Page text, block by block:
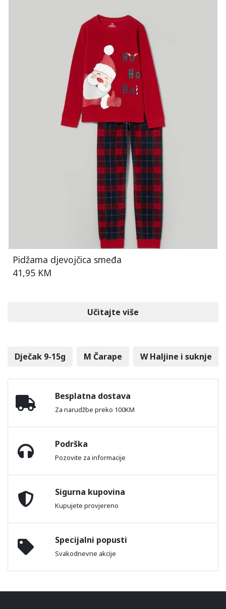
Pidžama djevojčica smeđa
41,95 KM
Učitajte više
Dječak 9-15g M Čarape W Haljine i suknje
Besplatna dostava
Za narudžbe preko 100KM
Podrška
Pozovite za informacije
Sigurna kupovina
Kupujete provjereno
Specijalni popusti
Svakodnevne akcije